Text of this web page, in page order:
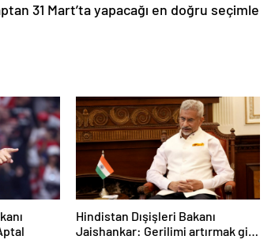
31 Mart’ta yapacağı en doğru seçimle
Hindistan Dışişleri Bakanı
Jaishankar: Gerilimi artırmak gibi